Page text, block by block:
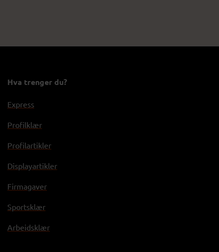
Hva trenger du?
Express
Profilklær
Profilartikler
Displayartikler
Firmagaver
Sportsklær
Arbeidsklær